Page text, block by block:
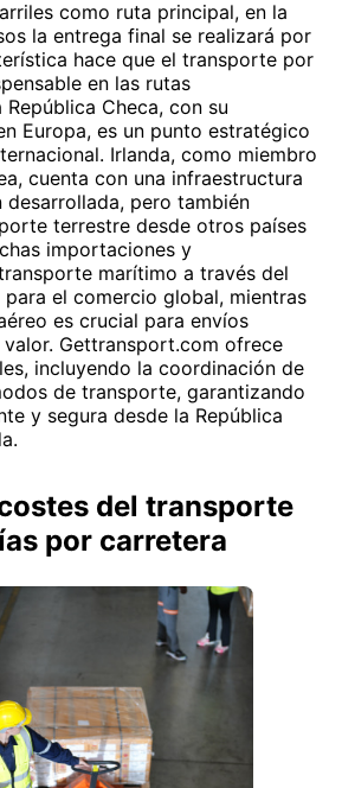
como ruta principal, en la
la entrega final se realizará por
hace que el transporte por
en las rutas
Checa, con su
Europa, es un punto estratégico
Irlanda, como miembro
cuenta con una infraestructura
pero también
terrestre desde otros países
importaciones y
marítimo a través del
el comercio global, mientras
es crucial para envíos
Gettransport.com ofrece
incluyendo la coordinación de
de transporte, garantizando
y segura desde la República
del transporte
por carretera